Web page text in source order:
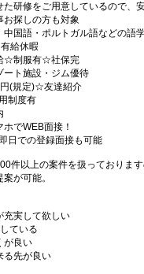
研修をご用意しているので、
探しの方も対象
国語・ポルトガル語などの語
給休暇
☆制服有☆社保完
ト施設・ジム優待
(規定)☆友達紹介
制度有
でWEB面接！
日での登録面接も可能
件以上の案件を扱っております
が可能。
充実して欲しい
ている
が良い
る先が良い